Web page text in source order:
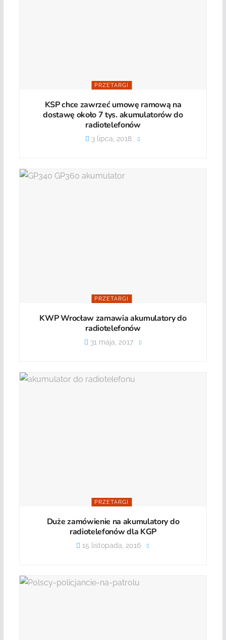
PRZETARGI
KSP chce zawrzeć umowę ramową na
dostawę około 7 tys. akumulatorów do
radiotelefonów
3 lipca, 2018
PRZETARGI
KWP Wrocław zamawia akumulatory do
radiotelefonów
31 maja, 2017
PRZETARGI
Duże zamówienie na akumulatory do
radiotelefonów dla KGP
15 listopada, 2016